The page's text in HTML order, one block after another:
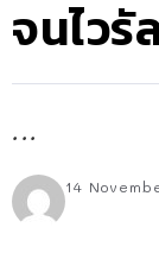
จนไวรั
...
14